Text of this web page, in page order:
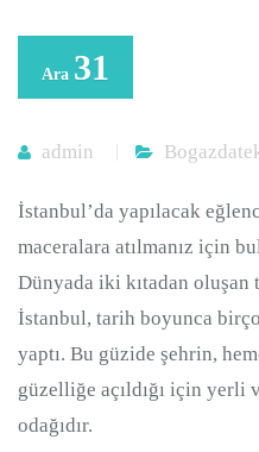
Ara 31
admin
İstanbul’da yapılacak
maceralara atılmanız için
Dünyada iki kıtadan oluşan
İstanbul, tarih boyunca
yaptı. Bu güzide şehrin,
güzelliğe açıldığı için yerli
odağıdır.